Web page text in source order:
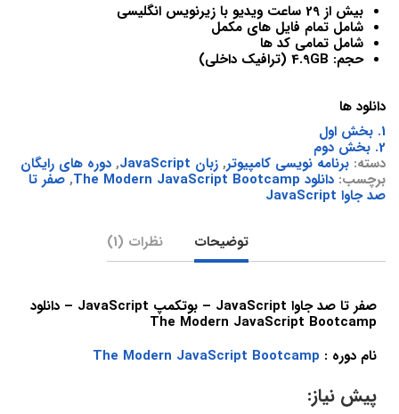
بیش از 29 ساعت ویدیو با زیرنویس انگلیسی
شامل تمام فایل های مکمل
شامل تمامی کد ها
حجم: 4.9GB (ترافیک داخلی)
دانلود ها
1. بخش اول
2. بخش دوم
دسته: برنامه نویسی کامپیوتر, زبان JavaScript , دوره های رایگان
برچسب: دانلود The Modern JavaScript Bootcamp , صفر تا
صد جاوا JavaScript
توضیحات نظرات (1)
صفر تا صد جاوا JavaScript – بوتکمپ JavaScript – دانلود
The Modern JavaScript Bootcamp
نام دوره : The Modern JavaScript Bootcamp
پیش نیاز: